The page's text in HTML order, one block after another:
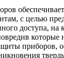
с целью
доступа, на
которые
приборов,